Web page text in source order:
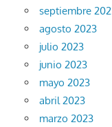
septiembre
agosto 2023
julio 2023
junio 2023
mayo 2023
abril 2023
marzo 2023